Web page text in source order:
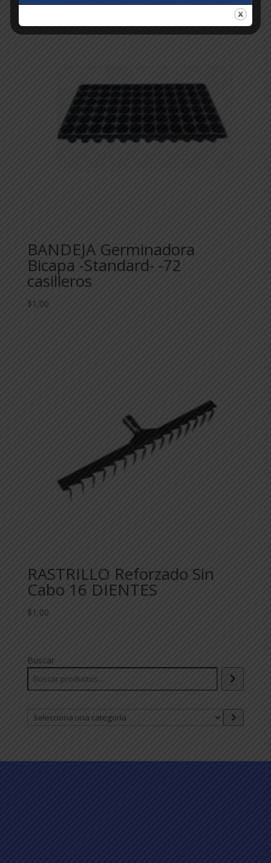
BANDEJA Germinadora
Bicapa -Standard- -72
casilleros
$1,00
RASTRILLO Reforzado Sin
Cabo 16 DIENTES
$1,00
Buscar
Selecciona
una